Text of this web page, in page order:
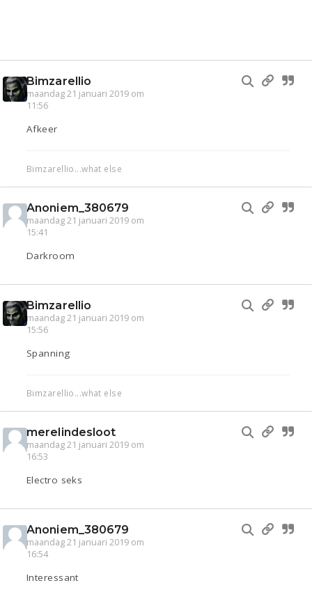
Bimzarellio
maandag 21 januari 2019 om
11:56
Afkeer
Bimzarellio...what else
Anoniem_380679
maandag 21 januari 2019 om
15:41
Darkroom
Bimzarellio
maandag 21 januari 2019 om
15:56
Spanning
Bimzarellio...what else
merelindesloot
maandag 21 januari 2019 om
16:53
Electro seks
Anoniem_380679
maandag 21 januari 2019 om
16:54
Interessant